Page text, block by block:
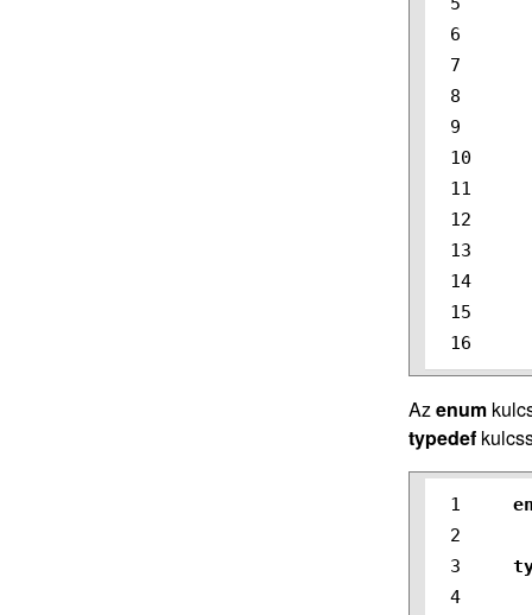
6
7
8
9
10
11
12
13
14
15
Azenum
typedef
1
2
3
4